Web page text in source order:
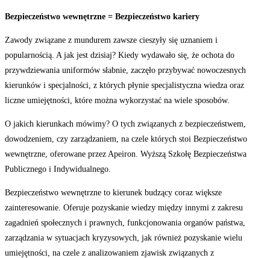
Bezpieczeństwo wewnętrzne = Bezpieczeństwo kariery
Zawody związane z mundurem zawsze cieszyły się uznaniem i
popularnością. A jak jest dzisiaj? Kiedy wydawało się, że ochota do
przywdziewania uniformów słabnie, zaczęło przybywać nowoczesnych
kierunków i specjalności, z których płynie specjalistyczna wiedza oraz
liczne umiejętności, które można wykorzystać na wiele sposobów.
O jakich kierunkach mówimy? O tych związanych z bezpieczeństwem,
dowodzeniem, czy zarządzaniem, na czele których stoi Bezpieczeństwo
wewnętrzne, oferowane przez Apeiron. Wyższą Szkołę Bezpieczeństwa
Publicznego i Indywidualnego.
Bezpieczeństwo wewnętrzne to kierunek budzący coraz większe
zainteresowanie. Oferuje pozyskanie wiedzy między innymi z zakresu
zagadnień społecznych i prawnych, funkcjonowania organów państwa,
zarządzania w sytuacjach kryzysowych, jak również pozyskanie wielu
umiejętności, na czele z analizowaniem zjawisk związanych z